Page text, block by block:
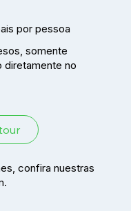
por pessoa
somente
no
confira nuestras